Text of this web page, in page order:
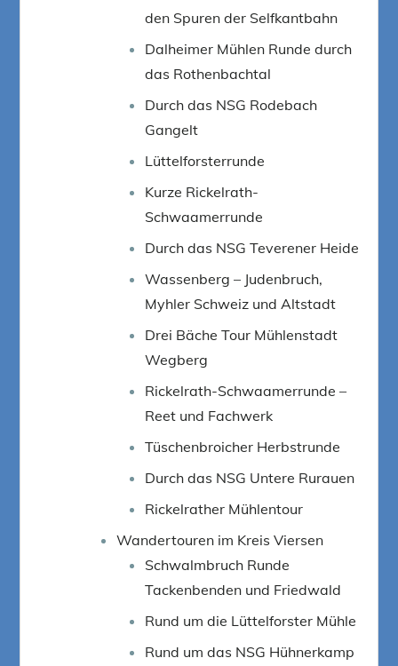
den Spuren der Selfkantbahn
Dalheimer Mühlen Runde durch
das Rothenbachtal
Durch das NSG Rodebach
Gangelt
Lüttelforsterrunde
Kurze Rickelrath-
Schwaamerrunde
Durch das NSG Teverener Heide
Wassenberg – Judenbruch,
Myhler Schweiz und Altstadt
Drei Bäche Tour Mühlenstadt
Wegberg
Rickelrath-Schwaamerrunde –
Reet und Fachwerk
Tüschenbroicher Herbstrunde
Durch das NSG Untere Rurauen
Rickelrather Mühlentour
Wandertouren im Kreis Viersen
Schwalmbruch Runde
Tackenbenden und Friedwald
Rund um die Lüttelforster Mühle
Rund um das NSG Hühnerkamp